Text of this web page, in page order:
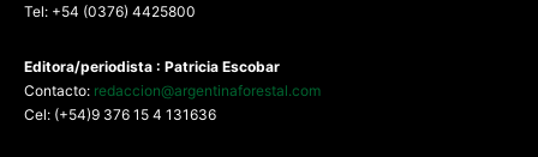
Tel: +54 (0376) 4425800
Editora/periodista : Patricia Escobar
Contacto: redaccion@argentinaforestal.com
Cel: (+54)9 376 15 4 131636